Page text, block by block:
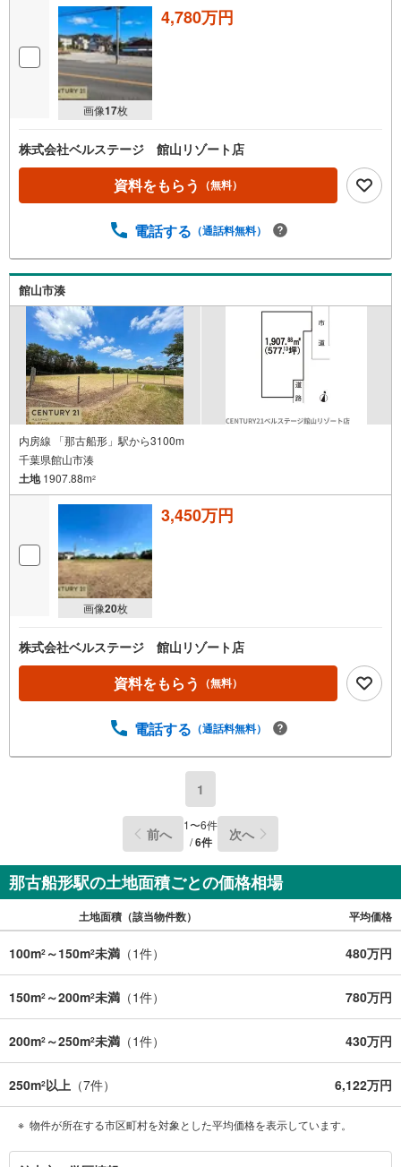
画像17枚
4,780万円
株式会社ベルステージ 館山リゾート店
資料をもらう （無料）
電話する （通話料無料）
館山市湊
内房線 「那古船形」駅から3100m
千葉県館山市湊
土地1907.88m2
画像20枚
3,450万円
株式会社ベルステージ 館山リゾート店
資料をもらう （無料）
電話する （通話料無料）
1
前へ 1〜6件
/6件 次へ
那古船形駅の土地面積ごとの価格相場
土地面積（該当物件数） 平均価格
100m2 ～150m2未満 （1件） 480万円
150m2 ～200m2未満 （1件） 780万円
200m2 ～250m2未満 （1件） 430万円
250m2以上 （7件） 6,122万円
物件が所在する市区町村を対象とした平均価格を表示しています。
館